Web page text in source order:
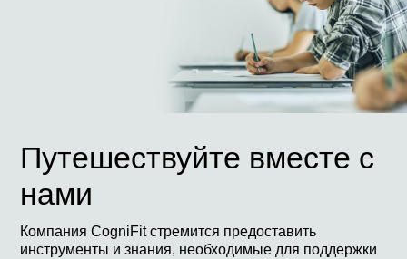
Путешествуйте вместе с
нами
Компания CogniFit стремится предоставить
инструменты и знания, необходимые для поддержки